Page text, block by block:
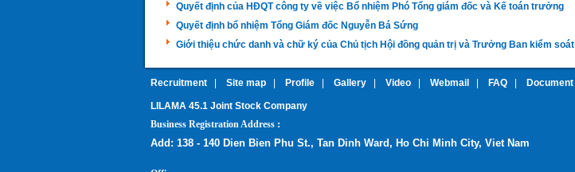
Quyết định của HĐQT công ty về việc Bổ nhiệm Phó Tổng giám đốc và Kế toán trưởng
Quyết định bổ nhiệm Tổng Giám đốc Nguyễn Bá Sứng
Giới thiệu chức danh và chữ ký của Chủ tịch Hội đồng quản trị và Trưởng Ban kiểm soát
Recruitment Site map Profile Gallery Video Webmail FAQ Document
LILAMA 45.1 Joint Stock Company
Business Registration Address :
Add: 138 - 140 Dien Bien Phu St., Tan Dinh Ward, Ho Chi Minh City, Viet Nam